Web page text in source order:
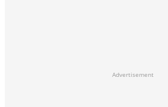
Advertisement